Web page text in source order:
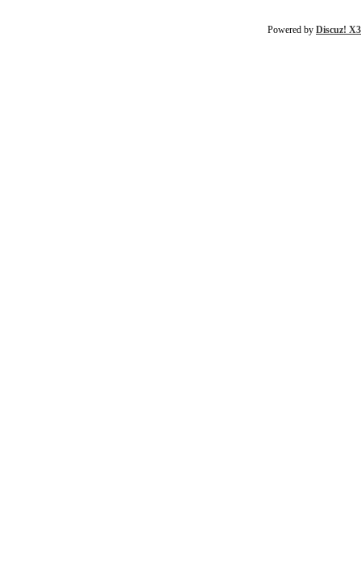
Powered by Discuz!